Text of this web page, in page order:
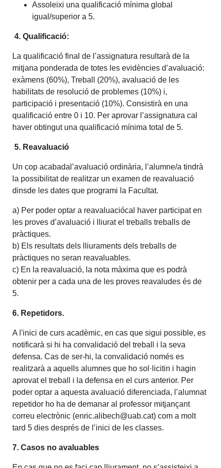
Assoleixi una qualificació mínima global
igual/superior a 5.
4. Qualificació:
La qualificació final de l’assignatura resultarà de la
mitjana ponderada de totes les evidències d’avaluació:
exàmens (60%), Treball (20%), avaluació de les
habilitats de resolució de problemes (10%) i,
participació i presentació (10%). Consistirà en una
qualificació entre 0 i 10. Per aprovar l’assignatura cal
haver obtingut una qualificació mínima total de 5.
5. Reavaluació
Un cop acabadal’avaluació ordinària, l’alumne/a tindrà
la possibilitat de realitzar un examen de reavaluació
dinsde les dates que programi la Facultat.
a) Per poder optar a reavaluaciócal haver participat en
les proves d’avaluació i lliurat el treballs treballs de
pràctiques.
b) Els resultats dels lliuraments dels treballs de
pràctiques no seran reavaluables.
c) En la reavaluació, la nota màxima que es podrà
obtenir per a cada una de les proves reavaludes és de
5.
6. Repetidors.
A l'inici de curs acadèmic, en cas que sigui possible, es
notificarà si hi ha convalidació del treball i la seva
defensa. Cas de ser-hi, la convalidació només es
realitzarà a aquells alumnes que ho sol·licitin i hagin
aprovat el treball i la defensa en el curs anterior. Per
poder optar a aquesta avaluació diferenciada, l’alumnat
repetidor ho ha de demanar al professor mitjançant
correu electrònic (enric.alibech@uab.cat) com a molt
tard 5 dies després de l’inici de les classes.
7. Casos no avaluables